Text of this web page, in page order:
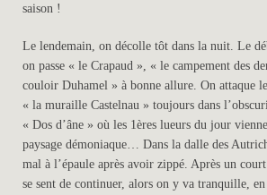
saison !
Le lendemain, on décolle tôt dans la nuit. Le
on passe « le Crapaud », « le campement des
couloir Duhamel » à bonne allure. On attaque
« la muraille Castelnau » toujours dans
« Dos d’âne » où les 1ères lueurs du jour
paysage démoniaque… Dans la dalle des
mal à l’épaule après avoir zippé. Après un
se sent de continuer, alors on y va tranquille, en